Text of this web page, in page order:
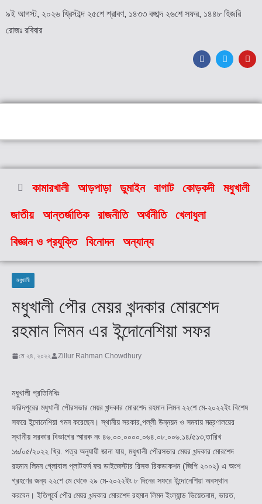
৯ই আগস্ট, ২০২৬ খ্রিস্টাব্দ ২৫শে শ্রাবণ, ১৪৩৩ বঙ্গাব্দ ২৬শে সফর, ১৪৪৮ হিজরি
রোজঃ রবিবার
কামারখালী আড়পাড়া ডুমাইন বাগাট কোড়কদী মধুখালী
জাতীয় আন্তর্জাতিক রাজনীতি অর্থনীতি খেলাধুলা
বিজ্ঞান ও প্রযুক্তি বিনোদন অন্যান্য
মধুখালী
মধুখালী পৌর মেয়র খন্দকার মোরশেদ
রহমান লিমন এর ইন্দোনেশিয়া সফর
মে ২৪, ২০২২ Zillur Rahman Chowdhury
মধুখালী প্রতিনিধিঃ
ফরিদপুরের মধুখালী পৌরসভার মেয়র খন্দকার মোরশেদ রহমান লিমন ২২শে মে-২০২২ইং বিশেষ
সফরে ইন্দোনেশিয়া গমন করেছেন। স্থানীয় সরকার,পল্লী উন্নয়ন ও সমবায় মন্ত্রণালয়ের
স্থানীয় সরকার বিভাগের স্মারক নং ৪৬.০০.০০০০.০৬৪.০৮.০০৬.১৪/৫১৩,তারিখ
১৬/০৫/২০২২ খ্রি. পত্র অনুযায়ী জানা যায়, মধুখালী পৌরসভার মেয়র খন্দকার মোরশেদ
রহমান লিমন গ্লোবাল প্লাটফর্ম ফর ডাইজেস্টার রিসক রিকডাকশন (জিপি ২০০২) এ অংশ
গ্রহণের জন্য ২২শে মে থেকে ২৯ মে-২০২২ইং ৮ দিনের সফরে ইন্দোনেশিয়া অবস্থান
করবেন। ইতিপূর্বে পৌর মেয়র খন্দকার মোরশেদ রহমান লিমন ইংল্যান্ড ভিয়েতনাম, ভারত,